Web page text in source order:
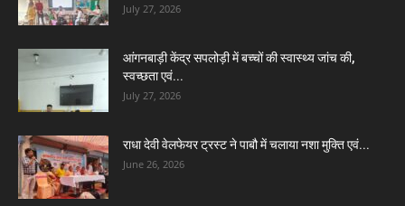
July 27, 2026
आंगनबाड़ी केंद्र सपलोड़ी में बच्चों की स्वास्थ्य जांच की,
स्वच्छता एवं...
July 27, 2026
राधा देवी वेलफेयर ट्रस्ट ने पाबौ में चलाया नशा मुक्ति एवं...
June 26, 2026